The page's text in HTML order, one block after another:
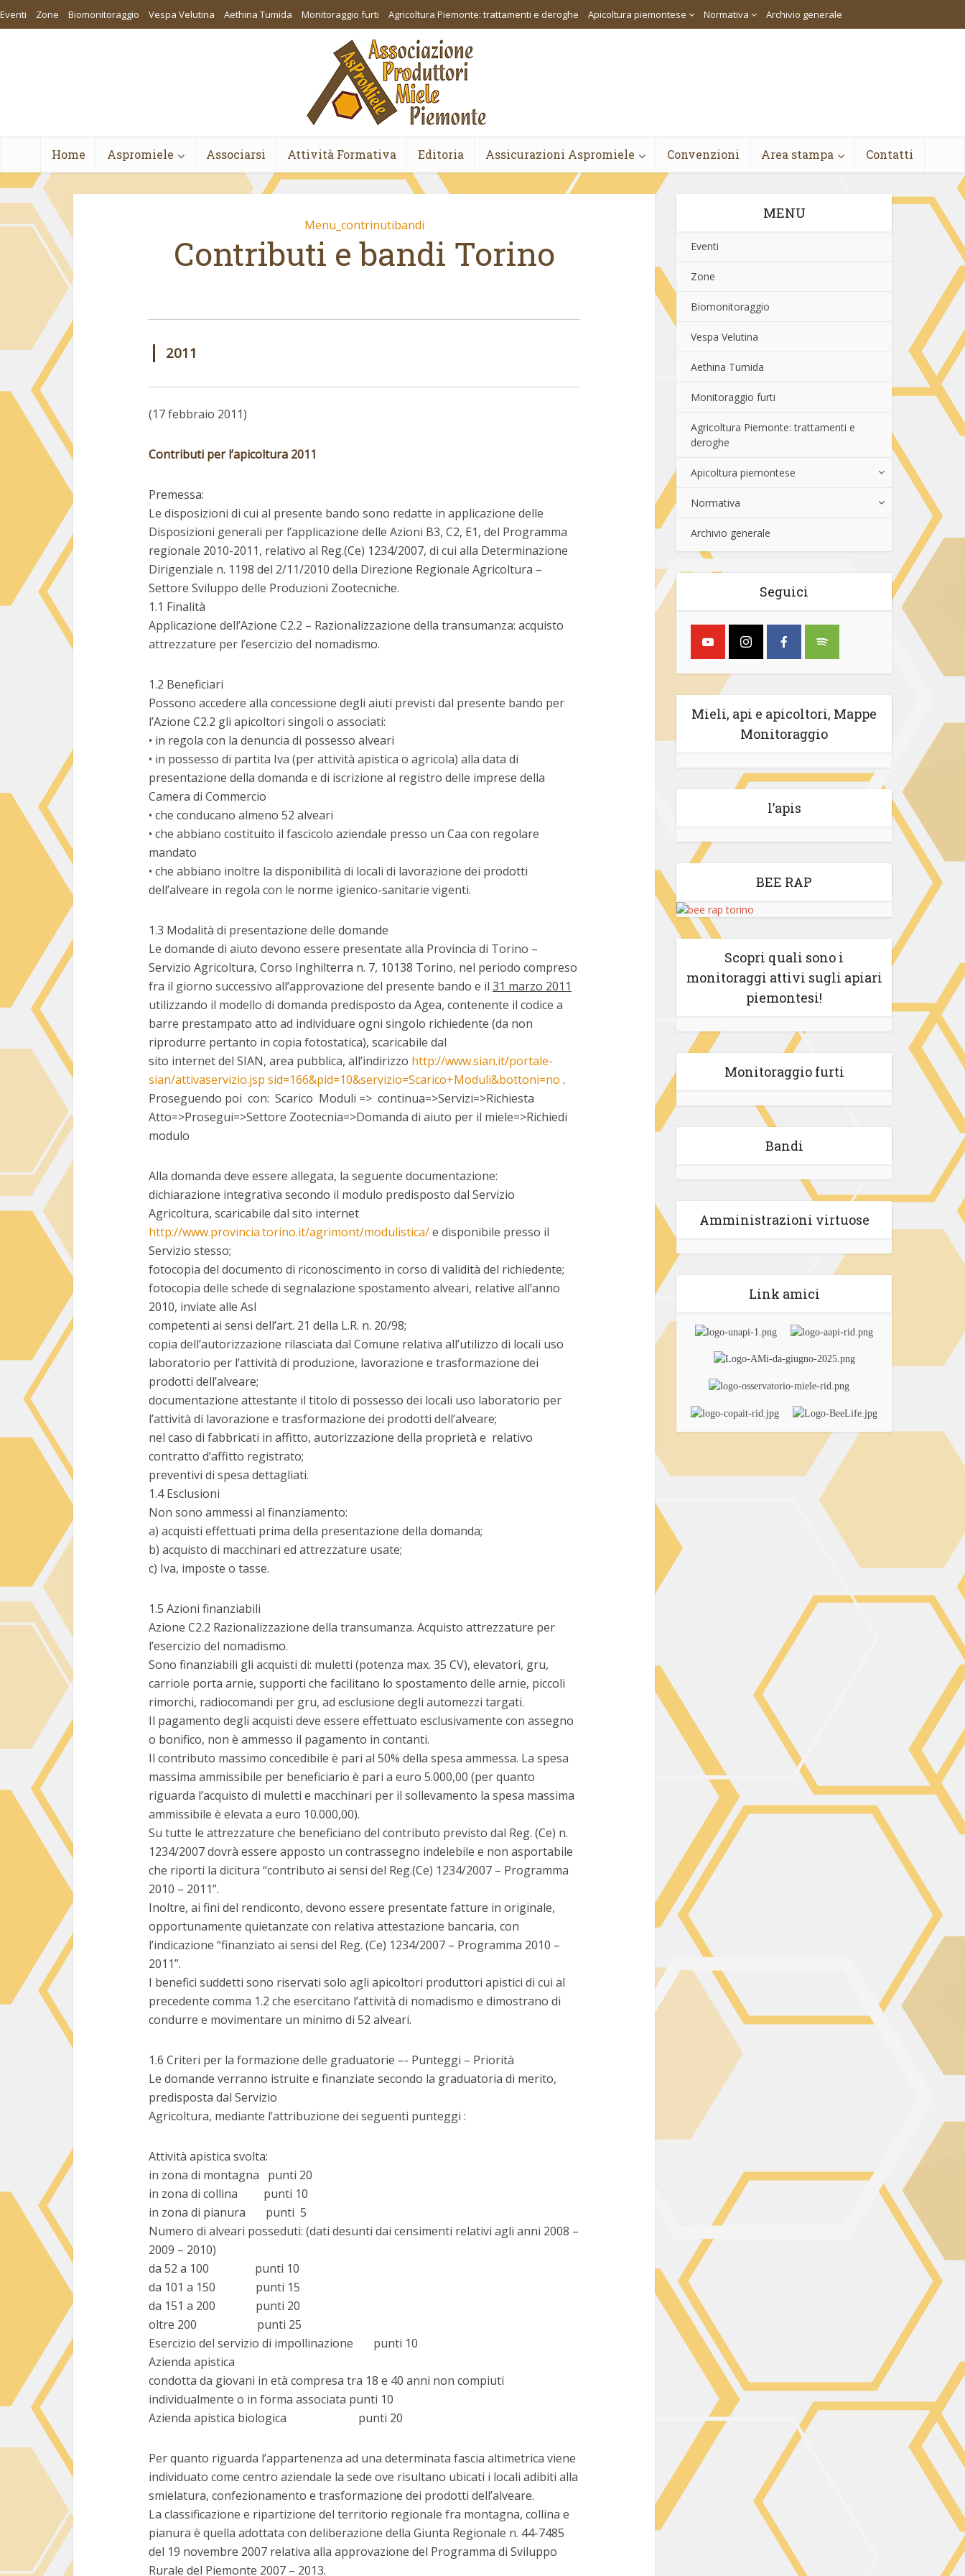
Eventi Zone Biomonitoraggio Vespa Velutina Aethina Tumida Monitoraggio furti Agricoltura Piemonte: trattamenti e deroghe Apicoltura piemontese Normativa Archivio generale
Home Aspromiele Associarsi Attività Formativa Editoria Assicurazioni Aspromiele Convenzioni Area stampa Contatti
Menu_contrinutibandi
Contributi e bandi Torino
| 2011
(17 febbraio 2011)
Contributi per l’apicoltura 2011
Premessa:
Le disposizioni di cui al presente bando sono redatte in applicazione delle
Disposizioni generali per l’applicazione delle Azioni B3, C2, E1, del Programma
regionale 2010-2011, relativo al Reg.(Ce) 1234/2007, di cui alla Determinazione
Dirigenziale n. 1198 del 2/11/2010 della Direzione Regionale Agricoltura –
Settore Sviluppo delle Produzioni Zootecniche.
1.1 Finalità
Applicazione dell’Azione C2.2 – Razionalizzazione della transumanza: acquisto
attrezzature per l’esercizio del nomadismo.
1.2 Beneficiari
Possono accedere alla concessione degli aiuti previsti dal presente bando per
l’Azione C2.2 gli apicoltori singoli o associati:
• in regola con la denuncia di possesso alveari
• in possesso di partita Iva (per attività apistica o agricola) alla data di
presentazione della domanda e di iscrizione al registro delle imprese della
Camera di Commercio
• che conducano almeno 52 alveari
• che abbiano costituito il fascicolo aziendale presso un Caa con regolare
mandato
• che abbiano inoltre la disponibilità di locali di lavorazione dei prodotti
dell’alveare in regola con le norme igienico-sanitarie vigenti.
1.3 Modalità di presentazione delle domande
Le domande di aiuto devono essere presentate alla Provincia di Torino –
Servizio Agricoltura, Corso Inghilterra n. 7, 10138 Torino, nel periodo compreso
fra il giorno successivo all’approvazione del presente bando e il 31 marzo 2011
utilizzando il modello di domanda predisposto da Agea, contenente il codice a
barre prestampato atto ad individuare ogni singolo richiedente (da non
riprodurre pertanto in copia fotostatica), scaricabile dal
sito internet del SIAN, area pubblica, all’indirizzo http://www.sian.it/portale-
sian/attivaservizio.jsp sid=166&pid=10&servizio=Scarico+Moduli&bottoni=no .
Proseguendo poi con: Scarico Moduli => continua=>Servizi=>Richiesta
Atto=>Prosegui=>Settore Zootecnia=>Domanda di aiuto per il miele=>Richiedi
modulo
Alla domanda deve essere allegata, la seguente documentazione:
dichiarazione integrativa secondo il modulo predisposto dal Servizio
Agricoltura, scaricabile dal sito internet
http://www.provincia.torino.it/agrimont/modulistica/e disponibile presso il
Servizio stesso;
fotocopia del documento di riconoscimento in corso di validità del richiedente;
fotocopia delle schede di segnalazione spostamento alveari, relative all’anno
2010, inviate alle Asl
competenti ai sensi dell’art. 21 della L.R. n. 20/98;
copia dell’autorizzazione rilasciata dal Comune relativa all’utilizzo di locali uso
laboratorio per l’attività di produzione, lavorazione e trasformazione dei
prodotti dell’alveare;
documentazione attestante il titolo di possesso dei locali uso laboratorio per
l’attività di lavorazione e trasformazione dei prodotti dell’alveare;
nel caso di fabbricati in affitto, autorizzazione della proprietà e relativo
contratto d’affitto registrato;
preventivi di spesa dettagliati.
1.4 Esclusioni
Non sono ammessi al finanziamento:
a) acquisti effettuati prima della presentazione della domanda;
b) acquisto di macchinari ed attrezzature usate;
c) Iva, imposte o tasse.
1.5 Azioni finanziabili
Azione C2.2 Razionalizzazione della transumanza. Acquisto attrezzature per
l’esercizio del nomadismo.
Sono finanziabili gli acquisti di: muletti (potenza max. 35 CV), elevatori, gru,
carriole porta arnie, supporti che facilitano lo spostamento delle arnie, piccoli
rimorchi, radiocomandi per gru, ad esclusione degli automezzi targati.
Il pagamento degli acquisti deve essere effettuato esclusivamente con assegno
o bonifico, non è ammesso il pagamento in contanti.
Il contributo massimo concedibile è pari al 50% della spesa ammessa. La spesa
massima ammissibile per beneficiario è pari a euro 5.000,00 (per quanto
riguarda l’acquisto di muletti e macchinari per il sollevamento la spesa massima
ammissibile è elevata a euro 10.000,00).
Su tutte le attrezzature che beneficiano del contributo previsto dal Reg. (Ce) n.
1234/2007 dovrà essere apposto un contrassegno indelebile e non asportabile
che riporti la dicitura “contributo ai sensi del Reg.(Ce) 1234/2007 – Programma
2010 – 2011”.
Inoltre, ai fini del rendiconto, devono essere presentate fatture in originale,
opportunamente quietanzate con relativa attestazione bancaria, con
l’indicazione “finanziato ai sensi del Reg. (Ce) 1234/2007 – Programma 2010 –
2011”.
I benefici suddetti sono riservati solo agli apicoltori produttori apistici di cui al
precedente comma 1.2 che esercitano l’attività di nomadismo e dimostrano di
condurre e movimentare un minimo di 52 alveari.
1.6 Criteri per la formazione delle graduatorie –- Punteggi – Priorità
Le domande verranno istruite e finanziate secondo la graduatoria di merito,
predisposta dal Servizio
Agricoltura, mediante l’attribuzione dei seguenti punteggi :
Attività apistica svolta:
in zona di montagna punti 20
in zona di collina punti 10
in zona di pianura punti 5
Numero di alveari posseduti: (dati desunti dai censimenti relativi agli anni 2008 –
2009 – 2010)
da 52 a 100 punti 10
da 101 a 150 punti 15
da 151 a 200 punti 20
oltre 200 punti 25
Esercizio del servizio di impollinazione punti 10
Azienda apistica
condotta da giovani in età compresa tra 18 e 40 anni non compiuti
individualmente o in forma associata punti 10
Azienda apistica biologica punti 20
Per quanto riguarda l’appartenenza ad una determinata fascia altimetrica viene
individuato come centro aziendale la sede ove risultano ubicati i locali adibiti alla
smielatura, confezionamento e trasformazione dei prodotti dell’alveare.
La classificazione e ripartizione del territorio regionale fra montagna, collina e
pianura è quella adottata con deliberazione della Giunta Regionale n. 44-7485
del 19 novembre 2007 relativa alla approvazione del Programma di Sviluppo
Rurale del Piemonte 2007 – 2013.
MENU
Eventi
Zone
Biomonitoraggio
Vespa Velutina
Aethina Tumida
Monitoraggio furti
Agricoltura Piemonte: trattamenti e
deroghe
Apicoltura piemontese
Normativa
Archivio generale
Seguici
Mieli, api e apicoltori, Mappe
Monitoraggio
l’apis
BEE RAP
Scopri quali sono i
monitoraggi attivi sugli apiari
piemontesi!
Monitoraggio furti
Bandi
Amministrazioni virtuose
Link amici